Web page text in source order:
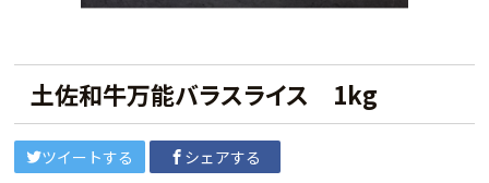
土佐和牛万能バラスライス 1kg
ツイートする シェアする